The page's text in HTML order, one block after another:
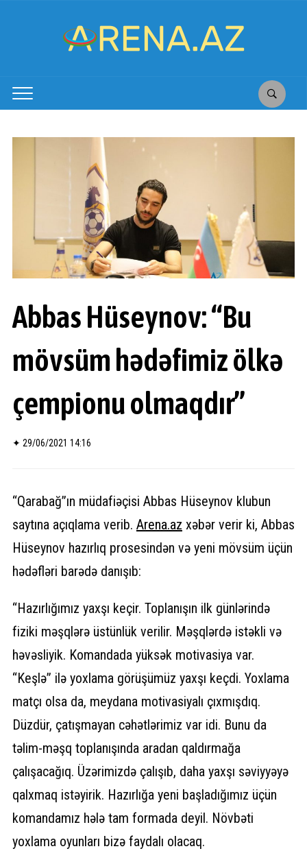
Abbas Hüseynov: “Bu
mövsüm hədəfimiz ölkə
çempionu olmaqdır”
✦ 29/06/2021 14:16
“Qarabağ”ın müdafiəçisi Abbas Hüseynov klubun
saytına açıqlama verib. Arena.az xəbər verir ki, Abbas
Hüseynov hazırlıq prosesindən və yeni mövsüm üçün
hədəfləri barədə danışıb:
“Hazırlığımız yaxşı keçir. Toplanışın ilk günlərində
fiziki məşqlərə üstünlük verilir. Məşqlərdə istəkli və
həvəsliyik. Komandada yüksək motivasiya var.
“Keşlə” ilə yoxlama görüşümüz yaxşı keçdi. Yoxlama
matçı olsa da, meydana motivasiyalı çıxmışdıq.
Düzdür, çatışmayan cəhətlərimiz var idi. Bunu da
təlim-məşq toplanışında aradan qaldırmağa
çalışacağıq. Üzərimizdə çalışıb, daha yaxşı səviyyəyə
qalxmaq istəyirik. Hazırlığa yeni başladığımız üçün
komandamız hələ tam formada deyil. Növbəti
yoxlama oyunları bizə faydalı olacaq.